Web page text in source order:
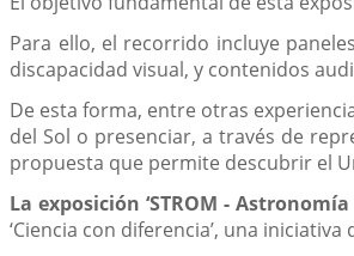
Para ello, el recorrido incluye
discapacidad visual, y contenidos
De esta forma, entre otras
del Sol o presenciar, a través de
propuesta que permite descubrir el
La exposición ‘STROM -
‘Ciencia con diferencia’, una